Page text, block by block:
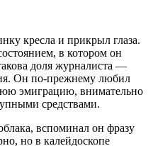
кресла и прикрыл глаза.
в котором он
доля журналиста —
Он по-прежнему любил
юю эмиграцию, внимательно
средствами.
вспоминал он фразу
но в калейдоскопе